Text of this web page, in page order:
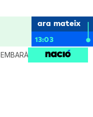
ara mateix
13:03
EMBARÀS CRIANÇA